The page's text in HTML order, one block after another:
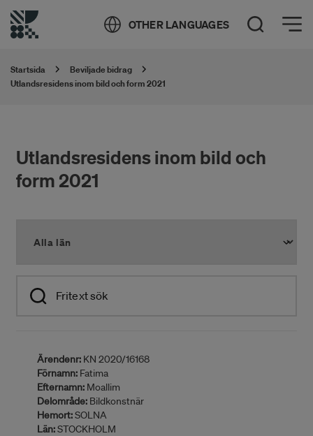
OTHER LANGUAGES Öppna sök
Öppna meny
Startsida
Beviljade bidrag
Utlandsresidens inom bild och form 2021
Utlandsresidens inom bild och
form 2021
Ärendenr: KN 2020/16168
Förnamn: Fatima
Efternamn: Moallim
Delområde: Bildkonstnär
Hemort:SOLNA
Län:STOCKHOLM